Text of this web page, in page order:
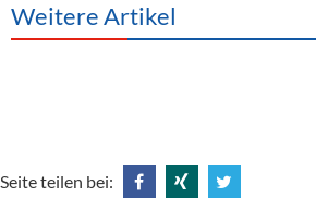
Weitere Artikel
Seite teilen bei: